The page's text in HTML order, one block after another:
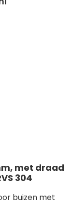
met draad
304
buizen met